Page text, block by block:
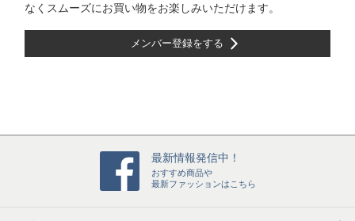
なくスムーズにお買い物をお楽しみいただけます。
メンバー登録をする
最新情報発信中！
おすすめ商品や
最新ファッションはこちら